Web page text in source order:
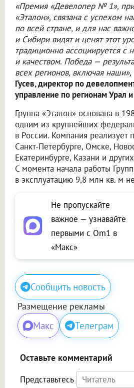
«Премия «Девелопер № 1»,
«Эталон», связана с успехом
по всей стране, и для нас
и Сибири видят и ценят этот
традиционно ассоциируется с
и качеством. Победа —
всех регионов, включая наши»,
Гусев, директор по
управление по регионам Урал
Группа «Эталон» основана в
одним из крупнейших
в России. Компания реализует
Санкт-Петербурге, Омске,
Екатеринбурге, Казани и
С момента начала работы
в эксплуатацию 9,8 млн кв. м
Не пропускайте
важное — узнавайте
первыми с Om1 в
«Макс»
Сообщить новость
Размещение рекламы
Макс Телеграм
Оставьте комментарий
Представьтесь